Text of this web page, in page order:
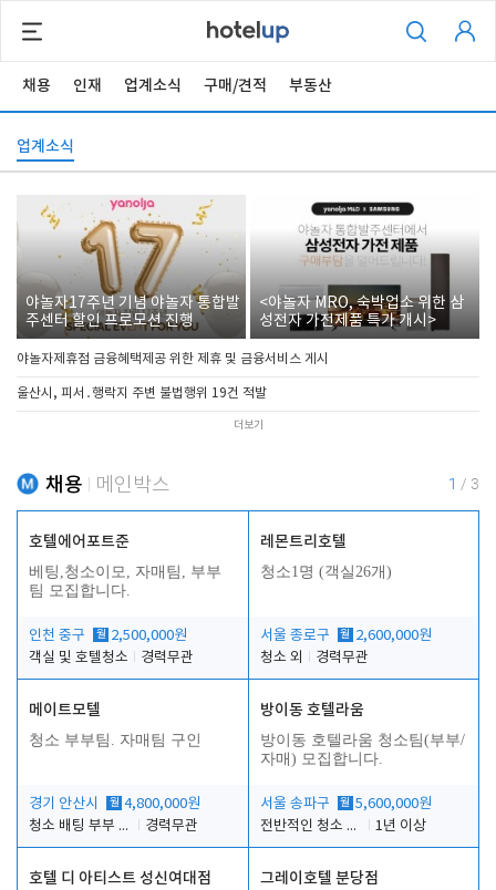
채용 인재 업계소식 구매/견적 부동산
업계소식
야놀자17주년 기념 야놀자 통합발
주센터 할인 프로모션 진행
<야놀자 MRO, 숙박업소 위한 삼
성전자 가전제품 특가 개시>
야놀자제휴점 금융혜택제공 위한 제휴 및 금융서비스 게시
울산시, 피서․행락지 주변 불법행위 19건 적발
더보기
채용 메인박스 1 / 3
호텔에어포트준
베팅,청소이모, 자매팀, 부부
팀 모집합니다.
인천 중구 월 2,500,000원
객실 및 호텔청소
경력무관
레몬트리호텔
청소1명 (객실26개)
서울 종로구 월 2,600,000원
청소 외
경력무관
메이트모텔
청소 부부팀. 자매팀 구인
경기 안산시 월 4,800,000원
청소 배팅 부부 구합니다
경력무관
방이동 호텔라움
방이동 호텔라움 청소팀(부부/
자매) 모집합니다.
서울 송파구 월 5,600,000원
전반적인 청소 업무(객실청소.객실정리)
1년 이상
호텔 디 아티스트 성신여대점 그레이호텔 분당점